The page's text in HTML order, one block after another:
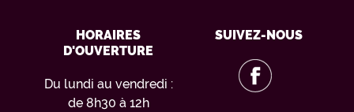
HORAIRES
D'OUVERTURE
Du lundi au vendredi :
de 8h30 à 12h
SUIVEZ-NOUS